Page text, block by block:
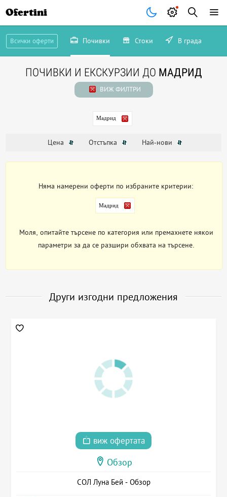
Ofertini
Всички оферти Почивки Стоки В града
ПОЧИВКИ И ЕКСКУРЗИИ ДО МАДРИД
ВИЖ ФИЛТРИ
Мадрид
Цена Отстъпка Най-нови
Няма намерени оферти по избраните критерии:
Мадрид
Моля, опитайте търсене по категория или премахнете някои
параметри за да се разшири обхвата на търсене.
Други изгодни предложения
виж офертата
Обзор
СОЛ Луна Бей - Обзор